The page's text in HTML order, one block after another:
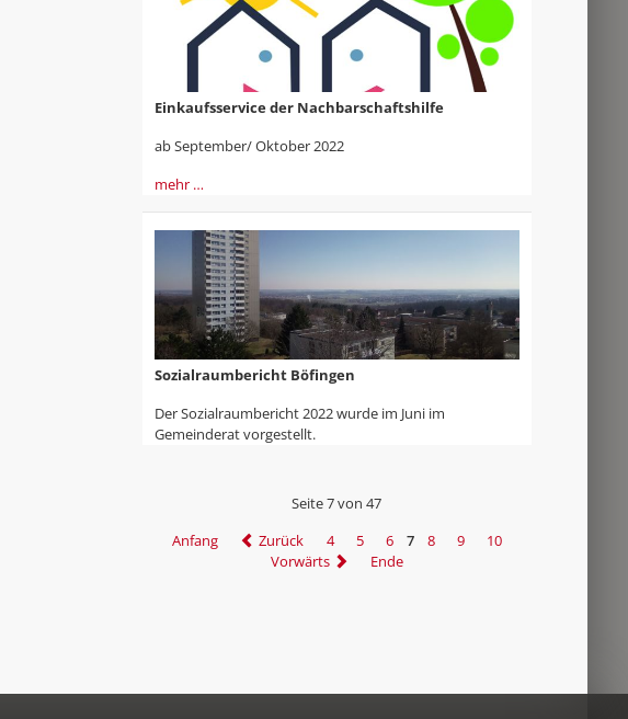
Einkaufsservice der Nachbarschaftshilfe
ab September/ Oktober 2022
mehr …
Sozialraumbericht Böfingen
Der Sozialraumbericht 2022 wurde im Juni im
Gemeinderat vorgestellt.
Seite 7 von 47
Anfang
Zurück 4 5 6 7 8 9
10
Vorwärts
Ende